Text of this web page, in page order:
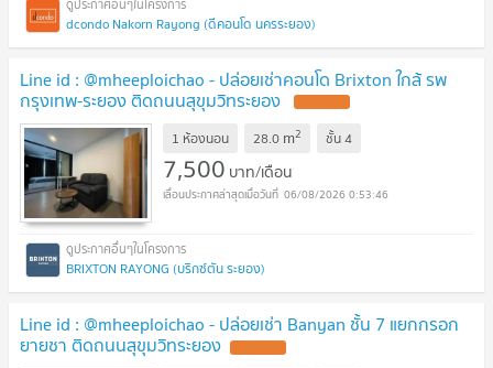
dcondo Nakorn Rayong (ดีคอนโด นครระยอง)
Line id : @mheeploichao - ปล่อยเช่าคอนโด Brixton ใกล้ รพ
กรุงเทพ-ระยอง ติดถนนสุขุมวิทระยอง
1 ห้องนอน 28.0 m2 ชั้น4
7,500 บาท/เดือน
06/08/2026 0:53:46
BRIXTON RAYONG (บริกซ์ตัน ระยอง)
Line id : @mheeploichao - ปล่อยเช่า Banyan ชั้น 7 แยกกรอก
ยายชา ติดถนนสุขุมวิทระยอง